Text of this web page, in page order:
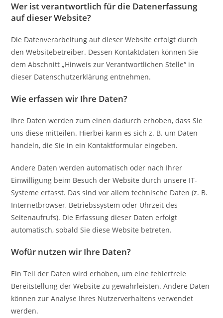
Wer ist verantwortlich für die Datenerfassung
auf dieser Website?
Die Datenverarbeitung auf dieser Website erfolgt durch
den Websitebetreiber. Dessen Kontaktdaten können Sie
dem Abschnitt „Hinweis zur Verantwortlichen Stelle“ in
dieser Datenschutzerklärung entnehmen.
Wie erfassen wir Ihre Daten?
Ihre Daten werden zum einen dadurch erhoben, dass Sie
uns diese mitteilen. Hierbei kann es sich z. B. um Daten
handeln, die Sie in ein Kontaktformular eingeben.
Andere Daten werden automatisch oder nach Ihrer
Einwilligung beim Besuch der Website durch unsere IT-
Systeme erfasst. Das sind vor allem technische Daten (z. B.
Internetbrowser, Betriebssystem oder Uhrzeit des
Seitenaufrufs). Die Erfassung dieser Daten erfolgt
automatisch, sobald Sie diese Website betreten.
Wofür nutzen wir Ihre Daten?
Ein Teil der Daten wird erhoben, um eine fehlerfreie
Bereitstellung der Website zu gewährleisten. Andere Daten
können zur Analyse Ihres Nutzerverhaltens verwendet
werden.